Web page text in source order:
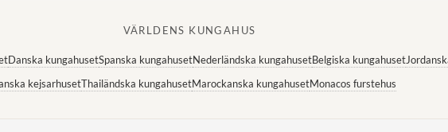
VÄRLDENS KUNGAHUS
Danska kungahusetSpanska kungahusetNederländska kungahusetBelgiska kungahuset
kejsarhusetThailändska kungahusetMarockanska kungahusetMonacos furstehus